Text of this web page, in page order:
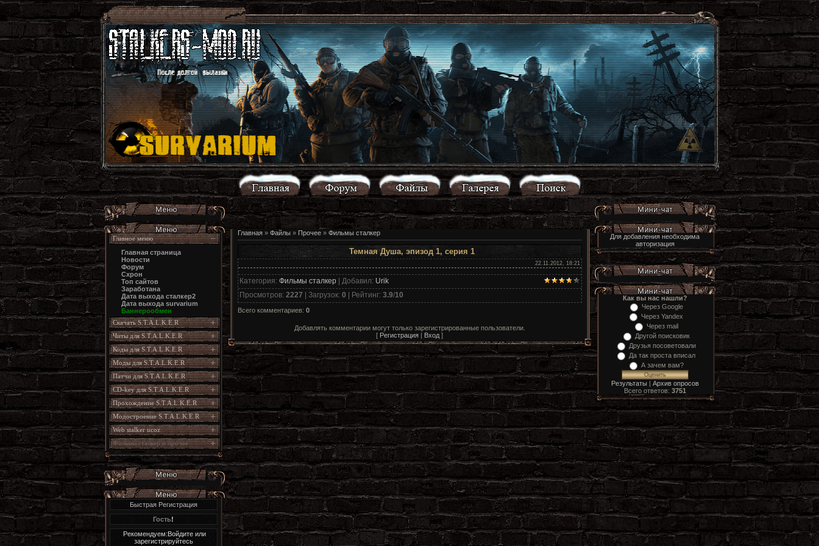
Главное меню
Главная страница
Новости
Форум
Схрон
Топ сайтов
Заработана
Дата выхода сталкер2
Дата выхода survarium
Баннерообмен
Скачать S.T.A.L.K.E.R
Читы для S.T.A.L.K.E.R
Коды для S.T.A.L.K.E.R
Моды для S.T.A.L.K.E.R
Патчи для S.T.A.L.K.E.R
CD-key для S.T.A.L.K.E.R
Прохождение S.T.A.L.K.E.R
Модостроение S.T.A.L.K.E.R
Web stalker ucoz
Фильмы сталкер и прочее
Быстрая Регистрация
Гость!
Рекомендуем:Войдите или
зарегистрируйтесь
Главная» Файлы» Прочее» Фильмы сталкер
Темная Душа, эпизод 1, серия 1
22.11.2012, 18:21
Категория: Фильмы сталкер| Добавил: Urik
Просмотров: 2227 | Загрузок: 0 | Рейтинг: 3.9/10
Всего комментариев: 0
Добавлять комментарии могут только зарегистрированные пользователи.
[ Регистрация | Вход ]
Для добавления необходима
авторизация
Как вы нас нашли?
Через Google
Через Yandex
Через mail
Другой поисковик
Друзья посоветовали
Да так проста вписал
А зачем вам?
Результаты| Архив опросов
Всего ответов: 3751